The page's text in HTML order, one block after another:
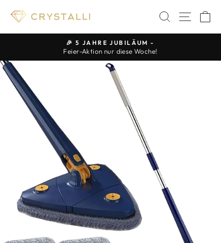
zum
SUCHE
Pause
Diashow
🎉 5 JAHRE JUBILÄUM -
Feier-Aktion nur diese Woche!